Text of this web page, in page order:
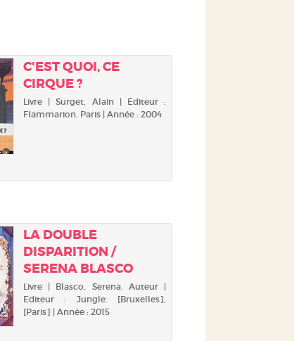
C'EST QUOI, CE
CIRQUE ?
Livre | Surget, Alain | Editeur :
Flammarion. Paris | Année : 2004
LA DOUBLE
DISPARITION /
SERENA BLASCO
Livre | Blasco, Serena. Auteur |
Editeur : Jungle. [Bruxelles],
[Paris] | Année : 2015